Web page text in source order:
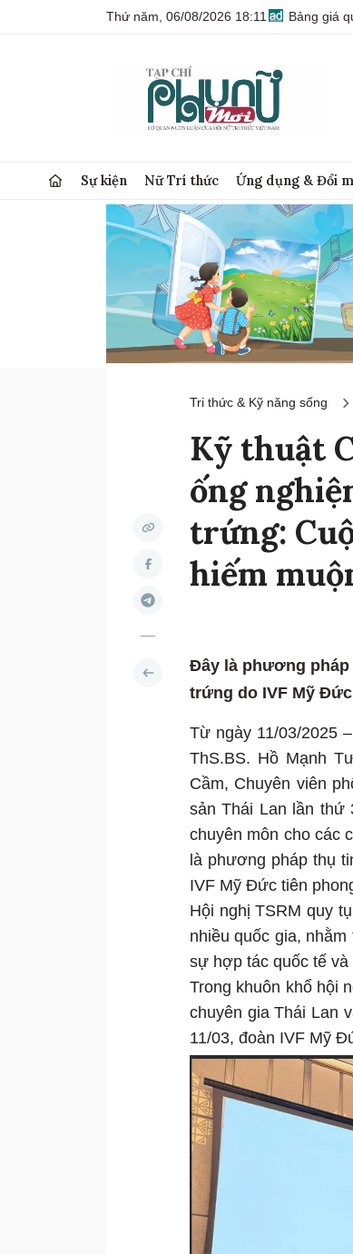
Thứ năm, 06/08/2026 18:11 Bảng giá
Sự kiện Nữ Trí thức Ứng dụng & Đổi
Tri thức & Kỹ năng sống
Kỹ thuật
ống
trứng:
hiếm
Đây là phương
trứng do IVF Mỹ
Từ ngày 11/03/2025
ThS.BS. Hồ Mạnh
Cầm, Chuyên viên
sản Thái Lan lần thứ
chuyên môn cho các
là phương pháp thụ
IVF Mỹ Đức tiên
Hội nghị TSRM quy
nhiều quốc gia,
sự hợp tác quốc tế
Trong khuôn khổ hội
chuyên gia Thái Lan
11/03, đoàn IVF Mỹ